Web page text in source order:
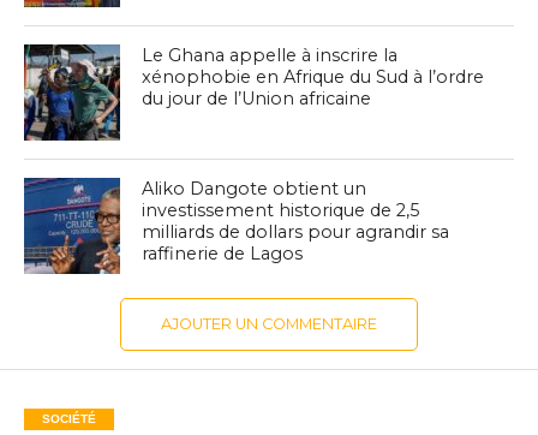
Le Ghana appelle à inscrire la
xénophobie en Afrique du Sud à l’ordre
du jour de l’Union africaine
Aliko Dangote obtient un
investissement historique de 2,5
milliards de dollars pour agrandir sa
raffinerie de Lagos
AJOUTER UN COMMENTAIRE
SOCIÉTÉ